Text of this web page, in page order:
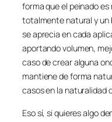
forma que el peinado
totalmente natural y un
se aprecia en cada
aportando volumen,
caso de crear alguna
mantiene de forma
casos en la naturalidad
Eso sí, si quieres algo